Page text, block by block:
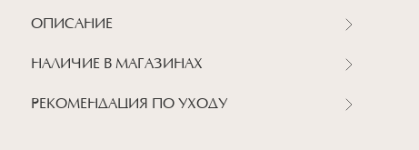
ОПИСАНИЕ
НАЛИЧИЕ В МАГАЗИНАХ
РЕКОМЕНДАЦИЯ ПО УХОДУ